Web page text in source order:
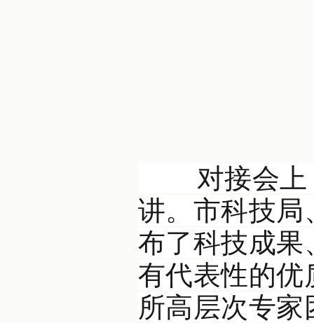
对接会上，
讲。市科技局
布了科技成果
有代表性的优
所高层次专家